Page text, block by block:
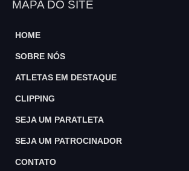
MAPA DO SITE
HOME
SOBRE NÓS
ATLETAS EM DESTAQUE
CLIPPING
SEJA UM PARATLETA
SEJA UM PATROCINADOR
CONTATO